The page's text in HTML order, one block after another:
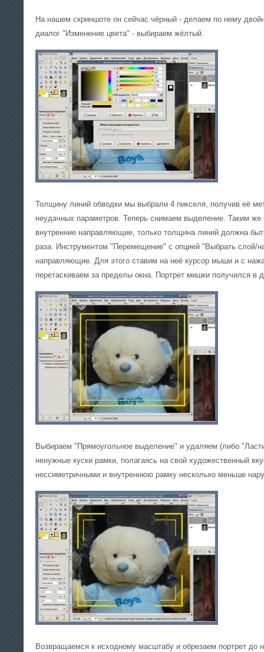
На нашем скриншоте он сейчас чёрный - делаем по нему
диалог "Изменение цвета" - выбираем жёлтый.
Толщину линий обводки мы выбрали 4 пикселя, получив её
неудачных параметров. Теперь снимаем выделение. Таким же
внутренние направляющие, только толщина линий должна
раза. Инструментом "Перемещение" с опцией "Выбрать слой/
направляющие. Для этого ставим на неё курсор мыши и с
перетаскиваем за пределы окна. Портрет мишки получился в
Выбираем "Прямоугольное выделение" и удаляем (либо
ненужные куски рамки, полагаясь на свой художественный
нессиметричными и внутреннюю рамку несколько меньше
Возвращаемся к исходному масштабу и обрезаем портрет до